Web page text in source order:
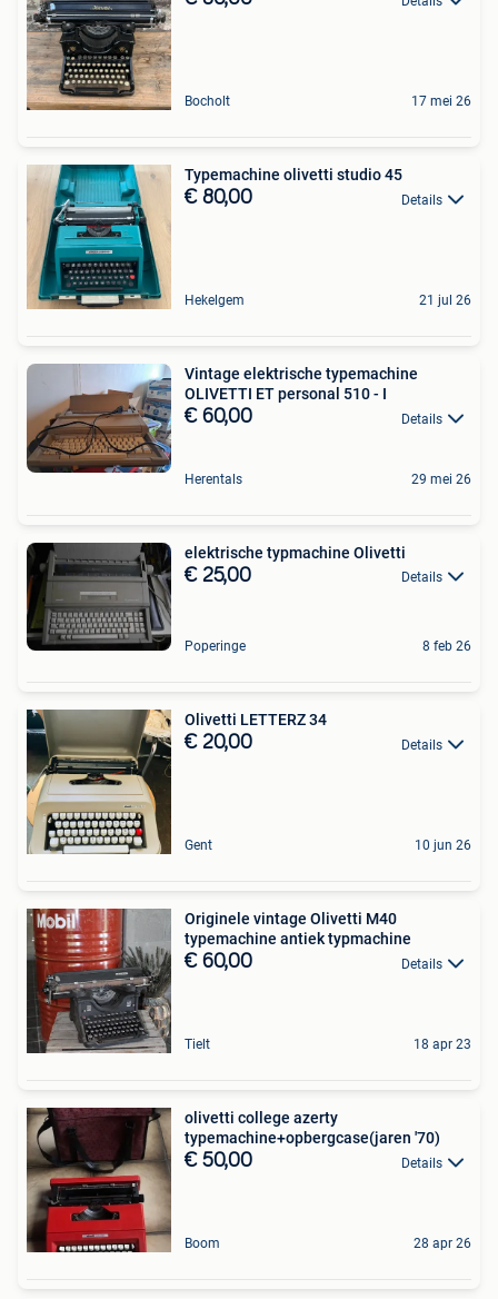
Bocholt 17 mei 26
Typemachine olivetti studio 45
€ 80,00 Details
Hekelgem 21 jul 26
Vintage elektrische typemachine
OLIVETTI ET personal 510 - I
€ 60,00 Details
Herentals 29 mei 26
elektrische typmachine Olivetti
€ 25,00 Details
Poperinge 8 feb 26
Olivetti LETTERZ 34
€ 20,00 Details
Gent 10 jun 26
Originele vintage Olivetti M40
typemachine antiek typmachine
€ 60,00 Details
Tielt 18 apr 23
olivetti college azerty
typemachine+opbergcase(jaren '70)
€ 50,00 Details
Boom 28 apr 26